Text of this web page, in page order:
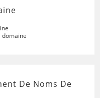
domaine
De Noms De